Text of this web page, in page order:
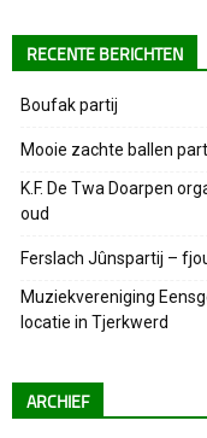
RECENTE BERICHTEN
Boufak partij
Mooie zachte ballen
K.F. De Twa Doarpen
oud
Ferslach Jûnspartij –
Muziekvereniging
locatie in Tjerkwerd
ARCHIEF